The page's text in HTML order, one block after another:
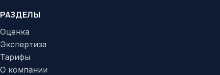
РАЗДЕЛЫ
Оценка
Экспертиза
Тарифы
О компании